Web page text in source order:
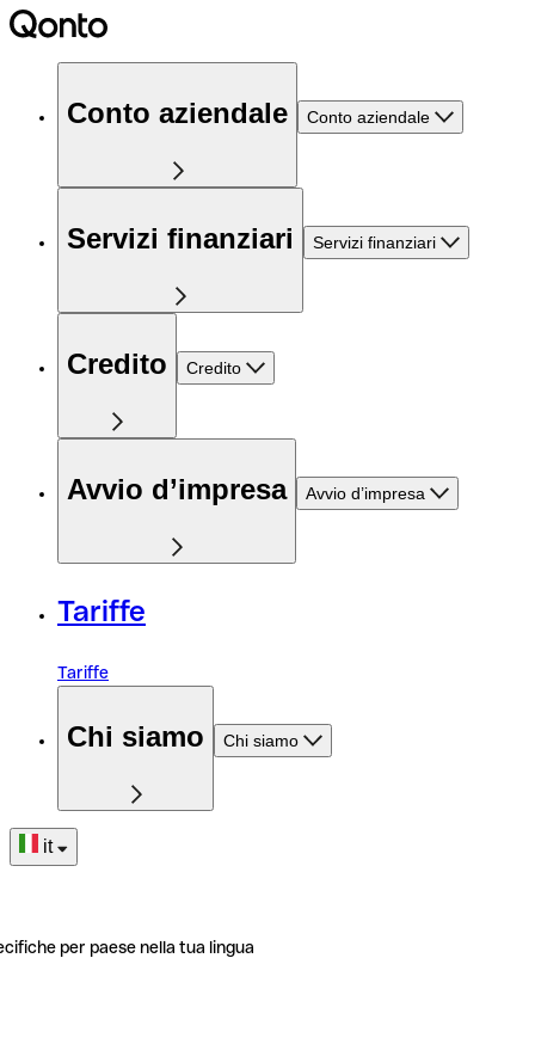
Conto aziendale Conto aziendale
Servizi finanziari Servizi finanziari
Credito Credito
Avvio d’impresa Avvio d’impresa
Tariffe
Tariffe
Chi siamo Chi siamo
it
per paese nella tua lingua